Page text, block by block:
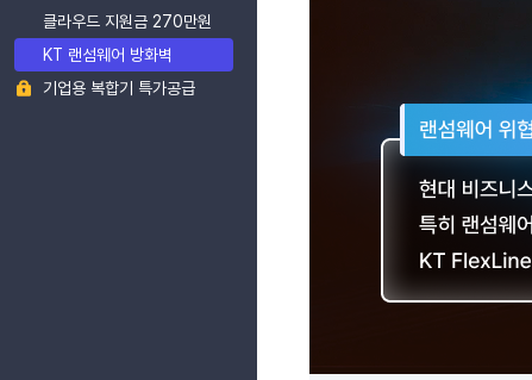
클라우드 지원금 270만원
KT 랜섬웨어 방화벽
기업용 복합기 특가공급